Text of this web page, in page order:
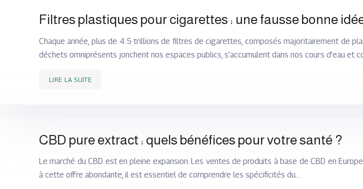
Filtres plastiques pour cigarettes : une fausse bonne
Chaque année, plus de 4.5 trillions de filtres de cigarettes, composés majoritairement de
déchets omniprésents jonchent nos espaces publics, s’accumulent dans nos cours d’eau et
LIRE LA SUITE
CBD pure extract : quels bénéfices pour votre santé ?
Le marché du CBD est en pleine expansion. Les ventes de produits à base de CBD en
à cette offre abondante, il est essentiel de comprendre les spécificités du…